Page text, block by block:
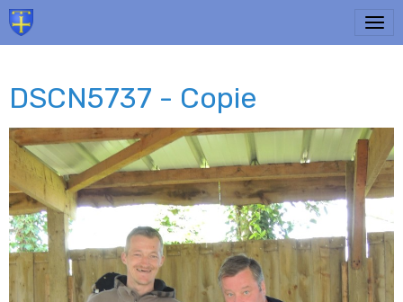
DSCN5737 - Copie